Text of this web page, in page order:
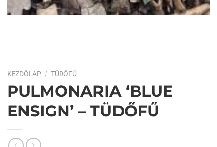
KEZDŐLAP / TÜDŐFŰ
PULMONARIA ‘BLUE
ENSIGN’ – TÜDŐFŰ